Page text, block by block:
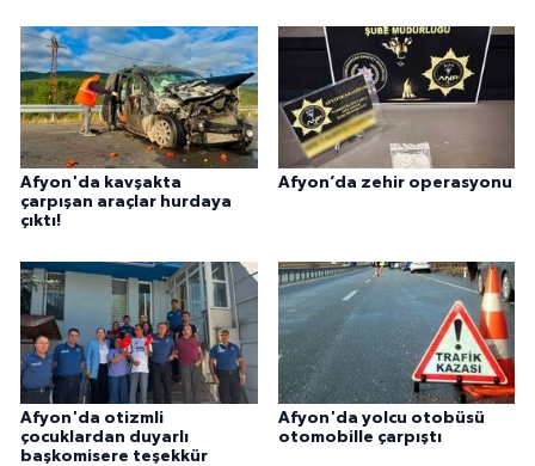
Afyon'da kavşakta
çarpışan araçlar hurdaya
çıktı!
Afyon’da zehir operasyonu
Afyon'da otizmli
çocuklardan duyarlı
başkomisere teşekkür
Afyon'da yolcu otobüsü
otomobille çarpıştı